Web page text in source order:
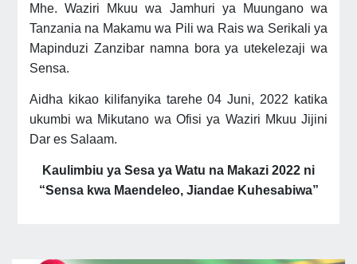
Mhe. Waziri Mkuu wa Jamhuri ya Muungano wa
Tanzania na Makamu wa Pili wa Rais wa Serikali ya
Mapinduzi Zanzibar namna bora ya utekelezaji wa
Sensa.
Aidha kikao kilifanyika tarehe 04 Juni, 2022 katika
ukumbi wa Mikutano wa Ofisi ya Waziri Mkuu Jijini
Dar es Salaam.
Kaulimbiu ya Sesa ya Watu na Makazi 2022 ni
“Sensa kwa Maendeleo, Jiandae Kuhesabiwa”